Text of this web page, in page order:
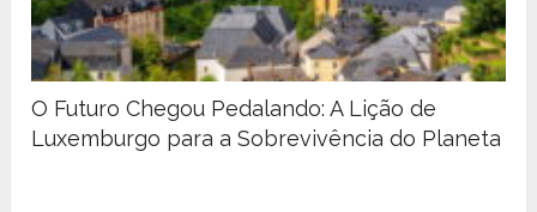
O Futuro Chegou Pedalando: A Lição de
Luxemburgo para a Sobrevivência do Planeta